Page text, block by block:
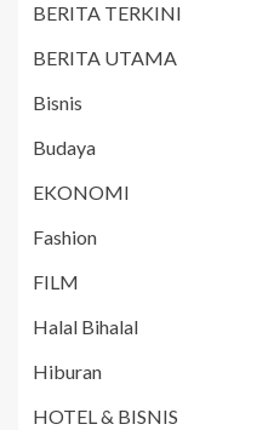
BERITA TERKINI
BERITA UTAMA
Bisnis
Budaya
EKONOMI
Fashion
FILM
Halal Bihalal
Hiburan
HOTEL & BISNIS